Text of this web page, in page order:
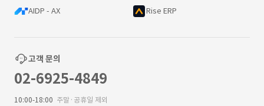
AIDP - AX Rise ERP
고객 문의
02-6925-4849
10:00-18:00 주말·공휴일 제외